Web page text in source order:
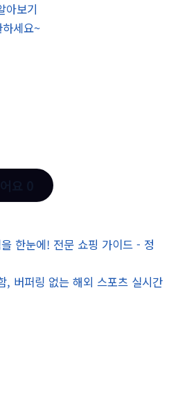
아보기
세요~
한눈에! 전문 쇼핑 가이드 - 정
, 버퍼링 없는 해외 스포츠 실시간